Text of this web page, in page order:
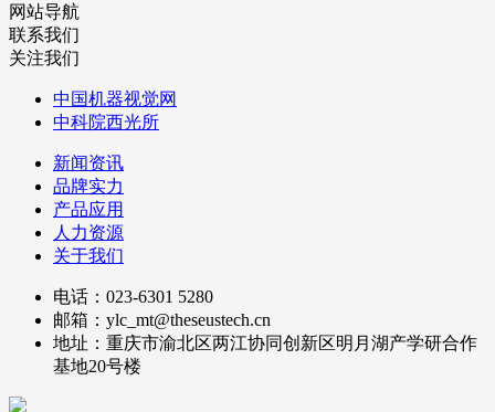
网站导航
联系我们
关注我们
中国机器视觉网
中科院西光所
新闻资讯
品牌实力
产品应用
人力资源
关于我们
电话：023-6301 5280
邮箱：ylc_mt@theseustech.cn
地址：重庆市渝北区两江协同创新区明月湖产学研合作
基地20号楼